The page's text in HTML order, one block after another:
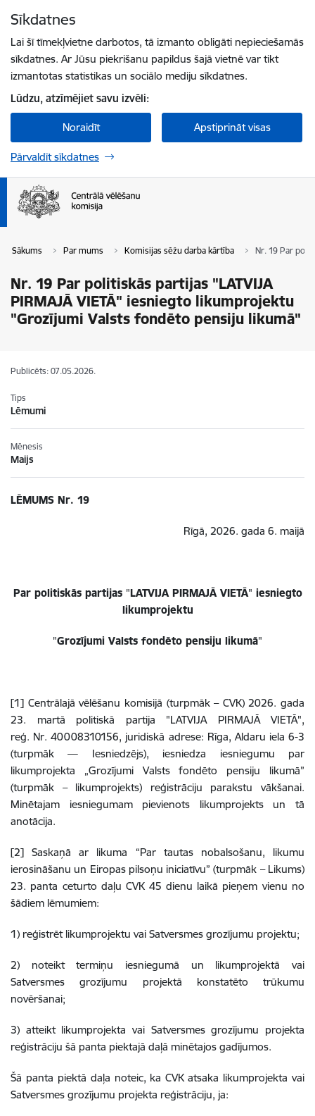
Sīkdatnes
Lai šī tīmekļvietne darbotos, tā izmanto obligāti nepieciešamās
sīkdatnes. Ar Jūsu piekrišanu papildus šajā vietnē var tikt
izmantotas statistikas un sociālo mediju sīkdatnes.
Lūdzu, atzīmējiet savu izvēli:
Noraidīt Apstiprināt visas
Pārvaldīt sīkdatnes
Sākums Par mums Komisijas sēžu darba kārtība Nr. 19 Par
Nr. 19 Par politiskās partijas "LATVIJA
PIRMAJĀ VIETĀ" iesniegto likumprojektu
"Grozījumi Valsts fondēto pensiju likumā"
Publicēts: 07.05.2026.
Tips
Lēmumi
Mēnesis
Maijs
LĒMUMS Nr. 19
Rīgā, 2026. gada 6. maijā
Par politiskās partijas "LATVIJA PIRMAJĀ VIETĀ" iesniegto
likumprojektu
"Grozījumi Valsts fondēto pensiju likumā"
[1] Centrālajā vēlēšanu komisijā (turpmāk – CVK) 2026. gada
23. martā politiskā partija "LATVIJA PIRMAJĀ VIETĀ",
reģ. Nr. 40008310156, juridiskā adrese: Rīga, Aldaru iela 6-3
(turpmāk — Iesniedzējs), iesniedza iesniegumu par
likumprojekta „Grozījumi Valsts fondēto pensiju likumā”
(turpmāk – likumprojekts) reģistrāciju parakstu vākšanai.
Minētajam iesniegumam pievienots likumprojekts un tā
anotācija.
[2] Saskaņā ar likuma “Par tautas nobalsošanu, likumu
ierosināšanu un Eiropas pilsoņu iniciatīvu” (turpmāk – Likums)
23. panta ceturto daļu CVK 45 dienu laikā pieņem vienu no
šādiem lēmumiem:
1) reģistrēt likumprojektu vai Satversmes grozījumu projektu;
2) noteikt termiņu iesniegumā un likumprojektā vai
Satversmes grozījumu projektā konstatēto trūkumu
novēršanai;
3) atteikt likumprojekta vai Satversmes grozījumu projekta
reģistrāciju šā panta piektajā daļā minētajos gadījumos.
Šā panta piektā daļa noteic, ka CVK atsaka likumprojekta vai
Satversmes grozījumu projekta reģistrāciju, ja: